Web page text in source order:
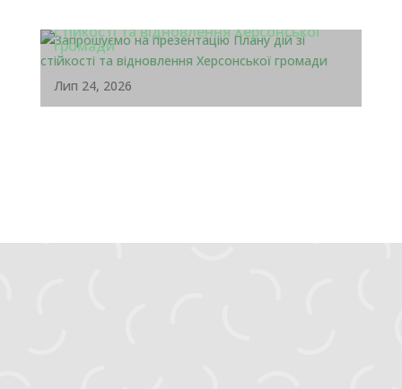
стійкості та відновлення Херсонської
громади
Лип 24, 2026